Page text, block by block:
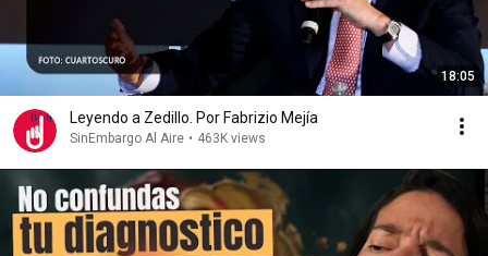
18:05
Leyendo a Zedillo. Por Fabrizio Mejía
SinEmbargo Al Aire • 463K views